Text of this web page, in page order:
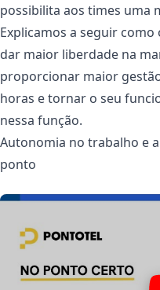
possibilita aos times uma
Explicamos a seguir
dar maior liberdade na
proporcionar maior
horas e tornar o seu
nessa função.
Autonomia no trabalho e
ponto